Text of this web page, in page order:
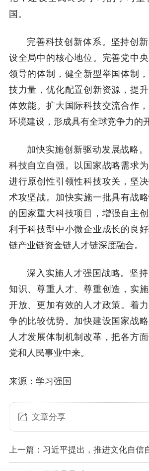
国。
完善科技创新体系。坚持创
设全局中的核心地位。完善党中
领导的体制，健全新型举国体制
技力量，优化配置创新资源，提
体效能。扩大国际科技交流合作
环境建设，形成具有全球竞争力的
加快实施创新驱动发展战略
科技自立自强。以国家战略需求
进行原创性引领性科技攻关，坚
术攻坚战。加快实施一批具有战
的国家重大科技项目，增强自主
利于科技型中小微企业成长的良
链产业链资金链人才链深度融合。
深入实施人才强国战略。坚
知识、尊重人才、尊重创造，实
开放、更加有效的人才政策。着
争的比较优势。加快建设国家战
人才发展体制机制改革，把各方
党和人民事业中来。
来源：学习强国
文章分享
上一篇：习近平提出，推进文化自信
义文化新辉煌